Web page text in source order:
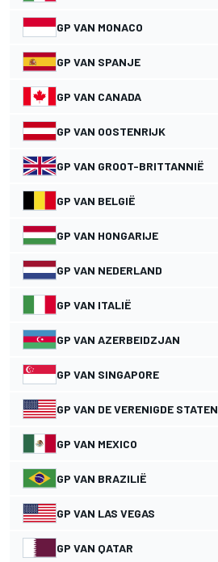
GP VAN MONACO
GP VAN SPANJE
GP VAN CANADA
GP VAN OOSTENRIJK
GP VAN GROOT-BRITTANNIË
GP VAN BELGIË
GP VAN HONGARIJE
GP VAN NEDERLAND
GP VAN ITALIË
GP VAN AZERBEIDZJAN
GP VAN SINGAPORE
GP VAN DE VERENIGDE STATEN
GP VAN MEXICO
GP VAN BRAZILIË
GP VAN LAS VEGAS
GP VAN QATAR